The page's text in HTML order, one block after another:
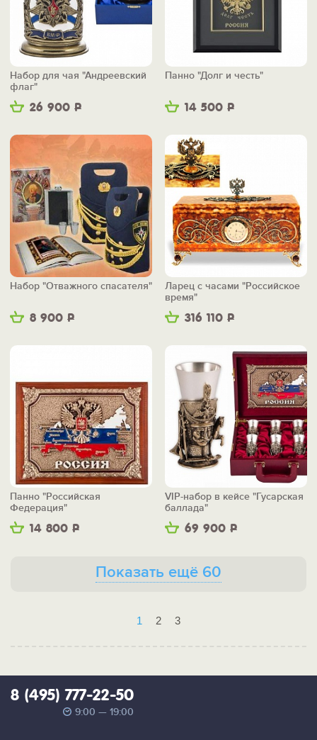
26 900 Р
Набор для чая "Андреевский
флаг"
14 500 Р
Панно "Долг и честь"
8 900 Р
Набор "Отважного спасателя"
316 110 Р
Ларец с часами "Российское
время"
14 800 Р
Панно "Российская
Федерация"
69 900 Р
VIP-набор в кейсе "Гусарская
баллада"
Показать ещё 60
1 2 3
8 (495) 777-22-50
9:00 — 19:00